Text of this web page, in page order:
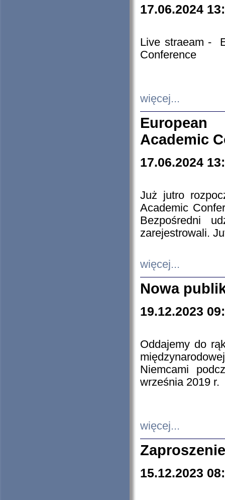
17.06.2024
Live straeam -
Conference
więcej...
European
Academic
17.06.2024
Już jutro
Academic
Bezpośredni
zarejestrowali.
więcej...
Nowa
19.12.2023
Oddajemy do
Niemcami
września 2019 r.
więcej...
15.12.2023